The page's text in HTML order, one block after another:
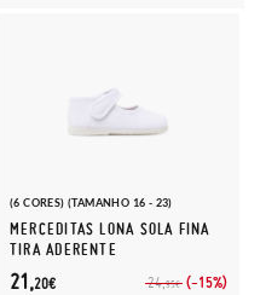
(6 CORES) (TAMANHO 16 - 23)
MERCEDITAS LONA SOLA FINA
TIRA ADERENTE
24,95€ (-15%)
21,20€